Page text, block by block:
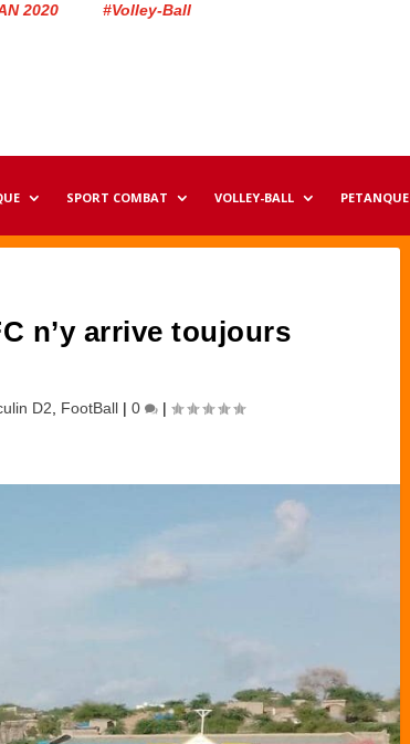
2020 #Volley-Ball
SPORT COMBAT VOLLEY-BALL PETANQUE
n’y arrive toujours
D2 FootBall| 0 |